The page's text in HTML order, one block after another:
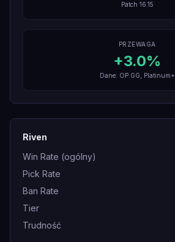
Patch 16.15
PRZEWAGA
+3.0%
Dane: OP.GG, Platinum+
Riven
Win Rate (ogólny)
Pick Rate
Ban Rate
Tier
Trudność